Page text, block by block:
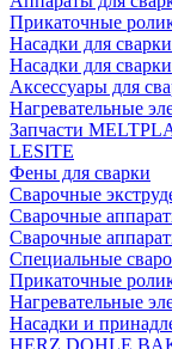
Прикаточные
Насадки для
Насадки для сварки
Аксессуары для
Нагревательные
Запчасти
LESITE
Фены для сварки
Сварочные
Сварочные
Сварочные
Специальные
Прикаточные
Нагревательные
Насадки и
HERZ DOHLE